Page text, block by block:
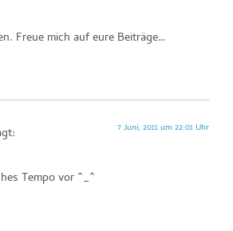
Freue mich auf eure Beiträge…
7 Juni, 2011 um 22:01 Uhr
Tempo vor ^_^